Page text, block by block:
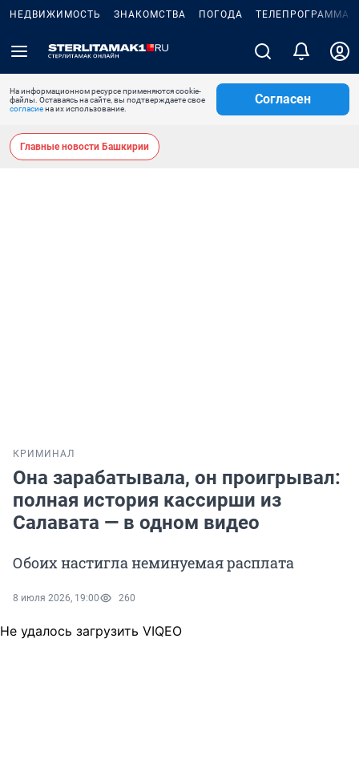
НЕДВИЖИМОСТЬ ЗНАКОМСТВА ПОГОДА ТЕЛЕПРОГРАММА
На информационном ресурсе применяются cookie-
файлы. Оставаясь на сайте, вы подтверждаете свое
согласиена их использование.
Согласен
Главные новости Башкирии
КРИМИНАЛ
Она зарабатывала, он проигрывал:
полная история кассирши из
Салавата — в одном видео
Обоих настигла неминуемая расплата
8 июля 2026, 19:00 260
Не удалось загрузить VIQEO